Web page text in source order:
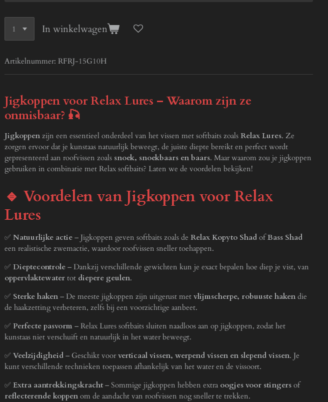
In winkelwagen
Artikelnummer: RFRJ-15G10H
Jigkoppen voor Relax Lures – Waarom zijn ze
onmisbaar? 🎣
Jigkoppen zijn een essentieel onderdeel van het vissen met softbaits zoals Relax Lures. Ze
zorgen ervoor dat je kunstaas natuurlijk beweegt, de juiste diepte bereikt en perfect wordt
gepresenteerd aan roofvissen zoals snoek, snoekbaars en baars. Maar waarom zou je jigkoppen
gebruiken in combinatie met Relax softbaits? Laten we de voordelen bekijken!
🔹 Voordelen van Jigkoppen voor Relax
Lures
✅ Natuurlijke actie – Jigkoppen geven softbaits zoals de Relax Kopyto Shad ofBass Shad
een realistische zwemactie, waardoor roofvissen sneller toehappen.
✅ Dieptecontrole – Dankzij verschillende gewichten kun je exact bepalen hoe diep je vist, van
oppervlaktewater tot diepere geulen.
✅ Sterke haken – De meeste jigkoppen zijn uitgerust met vlijmscherpe, robuuste haken die
de haakzetting verbeteren, zelfs bij een voorzichtige aanbeet.
✅ Perfecte pasvorm – Relax Lures softbaits sluiten naadloos aan op jigkoppen, zodat het
kunstaas niet verschuift en natuurlijk in het water beweegt.
✅ Veelzijdigheid – Geschikt voorverticaal vissen, werpend vissen en slepend vissen. Je
kunt verschillende technieken toepassen afhankelijk van het water en de vissoort.
✅ Extra aantrekkingskracht – Sommige jigkoppen hebben extra oogjes voor stingers of
reflecterende koppen om de aandacht van roofvissen nog sneller te trekken.